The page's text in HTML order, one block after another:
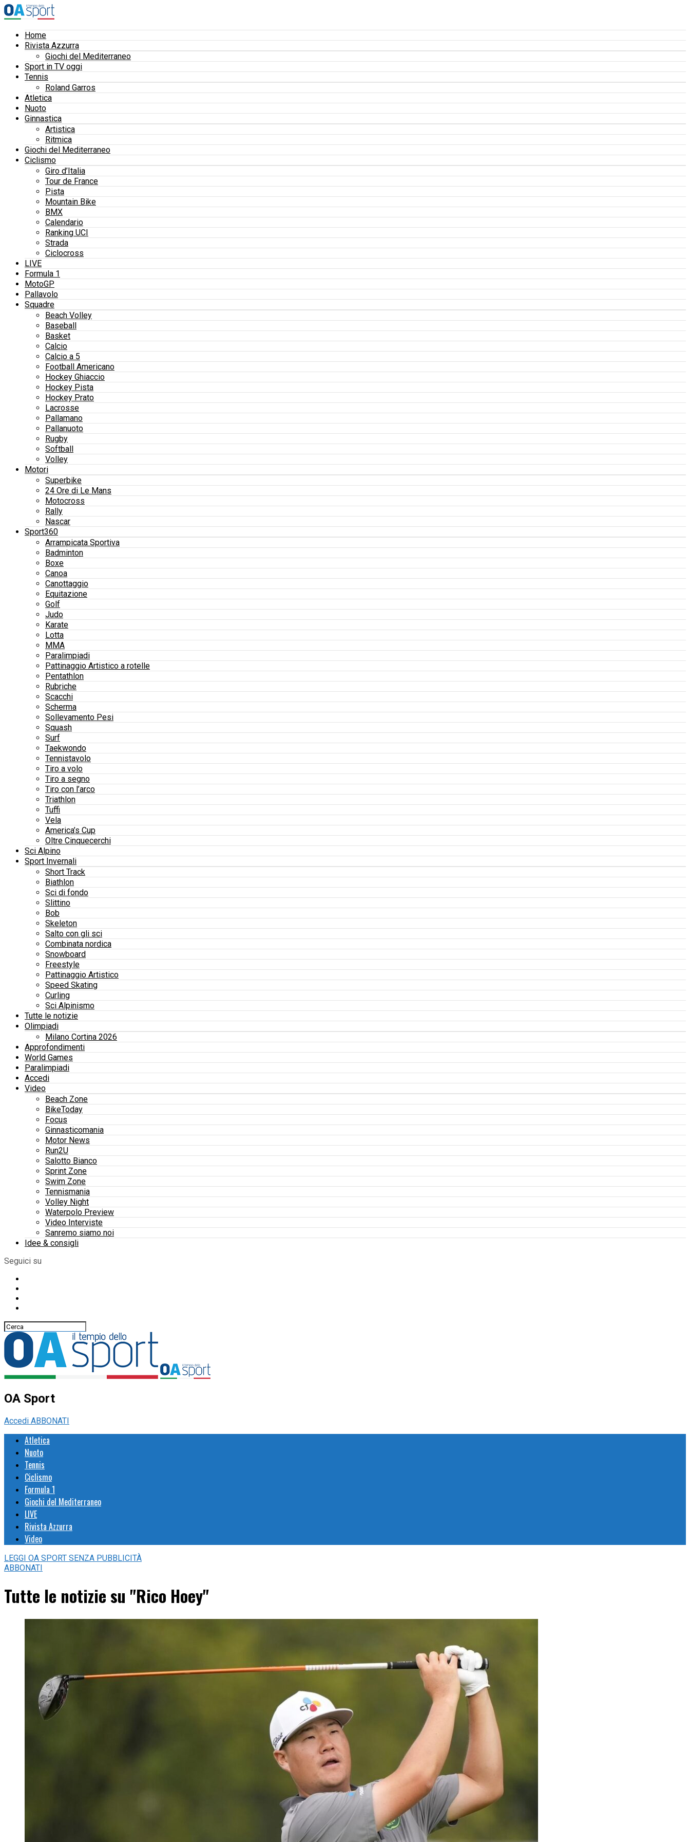
Home
Rivista Azzurra
Giochi del Mediterraneo
Sport in TV oggi
Tennis
Roland Garros
Atletica
Nuoto
Ginnastica
Artistica
Ritmica
Giochi del Mediterraneo
Ciclismo
Giro d’Italia
Tour de France
Pista
Mountain Bike
BMX
Calendario
Ranking UCI
Strada
Ciclocross
LIVE
Formula 1
MotoGP
Pallavolo
Squadre
Beach Volley
Baseball
Basket
Calcio
Calcio a 5
Football Americano
Hockey Ghiaccio
Hockey Pista
Hockey Prato
Lacrosse
Pallamano
Pallanuoto
Rugby
Softball
Volley
Motori
Superbike
24 Ore di Le Mans
Motocross
Rally
Nascar
Sport360
Arrampicata Sportiva
Badminton
Boxe
Canoa
Canottaggio
Equitazione
Golf
Judo
Karate
Lotta
MMA
Paralimpiadi
Pattinaggio Artistico a rotelle
Pentathlon
Rubriche
Scacchi
Scherma
Sollevamento Pesi
Squash
Surf
Taekwondo
Tennistavolo
Tiro a volo
Tiro a segno
Tiro con l’arco
Triathlon
Tuffi
Vela
America’s Cup
Oltre Cinquecerchi
Sci Alpino
Sport Invernali
Short Track
Biathlon
Sci di fondo
Slittino
Bob
Skeleton
Salto con gli sci
Combinata nordica
Snowboard
Freestyle
Pattinaggio Artistico
Speed Skating
Curling
Sci Alpinismo
Tutte le notizie
Olimpiadi
Milano Cortina 2026
Approfondimenti
World Games
Paralimpiadi
Accedi
Video
Beach Zone
BikeToday
Focus
Ginnasticomania
Motor News
Run2U
Salotto Bianco
Sprint Zone
Swim Zone
Tennismania
Volley Night
Waterpolo Preview
Video Interviste
Sanremo siamo noi
Idee & consigli
Seguici su
OA Sport
Accedi ABBONATI
Atletica
Nuoto
Tennis
Ciclismo
Formula 1
Giochi del Mediterraneo
LIVE
Rivista Azzurra
Video
LEGGI OA SPORT SENZA PUBBLICITÀ
ABBONATI
Tutte le notizie su "Rico Hoey"